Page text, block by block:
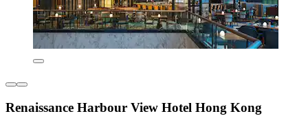
Renaissance Harbour View Hotel Hong Kong